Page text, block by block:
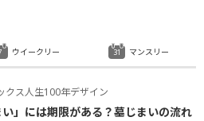
クス人生100年デザイン
い」には期限がある？墓じまいの流れ
ウイークリー マンスリー